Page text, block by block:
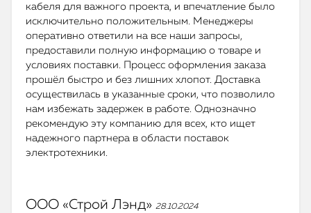
кабеля для важного проекта, и впечатление было
исключительно положительным. Менеджеры
оперативно ответили на все наши запросы,
предоставили полную информацию о товаре и
условиях поставки. Процесс оформления заказа
прошёл быстро и без лишних хлопот. Доставка
осуществилась в указанные сроки, что позволило
нам избежать задержек в работе. Однозначно
рекомендую эту компанию для всех, кто ищет
надежного партнера в области поставок
электротехники.
ООО «Строй Лэнд» 28.10.2024